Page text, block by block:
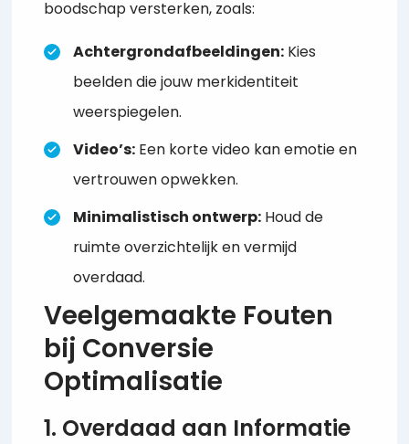
boodschap versterken, zoals:
Achtergrondafbeeldingen: Kies
beelden die jouw merkidentiteit
weerspiegelen.
Video’s: Een korte video kan emotie en
vertrouwen opwekken.
Minimalistisch ontwerp: Houd de
ruimte overzichtelijk en vermijd
overdaad.
Veelgemaakte Fouten
bij Conversie
Optimalisatie
1. Overdaad aan Informatie